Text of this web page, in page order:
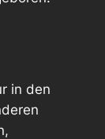
in den